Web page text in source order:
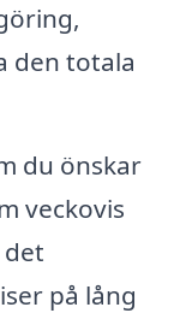
den totala
du önskar
veckovis
det
på lång